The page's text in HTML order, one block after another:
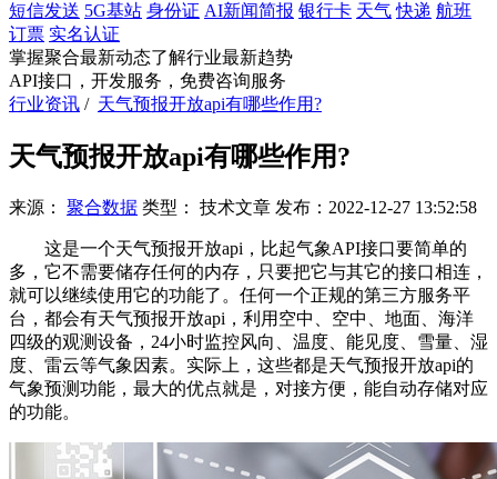
短信发送 5G基站 身份证 AI新闻简报 银行卡 天气 快递 航班
订票 实名认证
掌握聚合最新动态了解行业最新趋势
API接口，开发服务，免费咨询服务
行业资讯 / 天气预报开放api有哪些作用?
天气预报开放api有哪些作用?
来源： 聚合数据 类型： 技术文章 发布： 2022-12-27 13:52:58
这是一个天气预报开放api，比起气象API接口要简单的
多，它不需要储存任何的内存，只要把它与其它的接口相连，
就可以继续使用它的功能了。任何一个正规的第三方服务平
台，都会有天气预报开放api，利用空中、空中、地面、海洋
四级的观测设备，24小时监控风向、温度、能见度、雪量、湿
度、雷云等气象因素。实际上，这些都是天气预报开放api的
气象预测功能，最大的优点就是，对接方便，能自动存储对应
的功能。